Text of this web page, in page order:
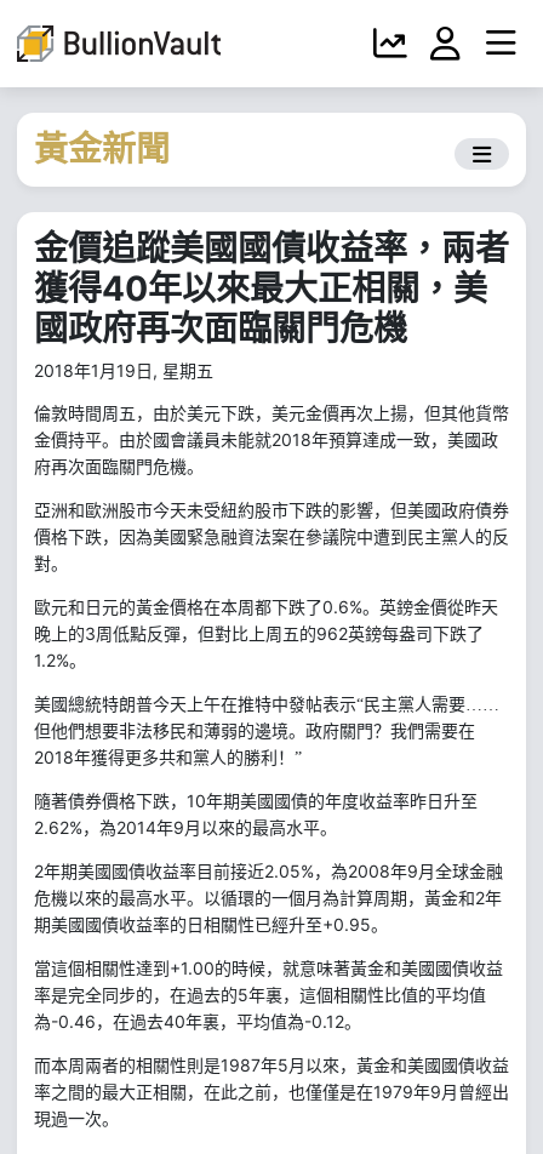
黃金新聞
金價追蹤美國國債收益率，兩者
獲得40年以來最大正相關，美
國政府再次面臨關門危機
2018年1月19日, 星期五
倫敦時間周五，由於美元下跌，美元金價再次上揚，但其他貨幣
金價持平。由於國會議員未能就2018年預算達成一致，美國政
府再次面臨關門危機。
亞洲和歐洲股市今天未受紐約股市下跌的影響，但美國政府債券
價格下跌，因為美國緊急融資法案在參議院中遭到民主黨人的反
對。
歐元和日元的黃金價格在本周都下跌了0.6%。英鎊金價從昨天
晚上的3周低點反彈，但對比上周五的962英鎊每盎司下跌了
1.2%。
美國總統特朗普今天上午在推特中發帖表示“民主黨人需要……
但他們想要非法移民和薄弱的邊境。政府關門？我們需要在
2018年獲得更多共和黨人的勝利！”
隨著債券價格下跌， 10年期美國國債的年度收益率昨日升至
2.62%，為2014年9月以來的最高水平。
2年期美國國債收益率目前接近2.05%，為2008年9月全球金融
危機以來的最高水平。以循環的一個月為計算周期，黃金和 2年
期美國國債收益率的日相關性已經升至+0.95。
當這個相關性達到 +1.00的時候，就意味著黃金和美國國債收益
率是完全同步的，在過去的5年裏，這個相關性比值的平均值
為-0.46 ，在過去40年裏，平均值為-0.12。
而本周兩者的相關性則是1987年5月以來，黃金和美國國債收益
率之間的最大正相關，在此之前，也僅僅是在1979年9月曾經出
現過一次。